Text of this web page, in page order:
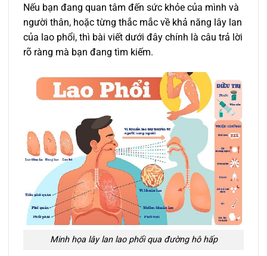
Nếu bạn đang quan tâm đến sức khỏe của mình và
người thân, hoặc từng thắc mắc về khả năng lây lan
của lao phổi, thì bài viết dưới đây chính là câu trả lời
rõ ràng mà bạn đang tìm kiếm.
Minh họa lây lan lao phổi qua đường hô hấp